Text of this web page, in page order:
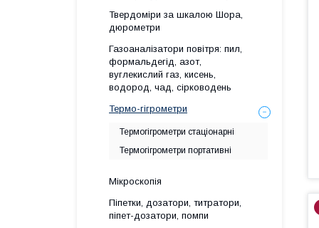
Твердоміри за шкалою Шора,
дюрометри
Газоаналізатори повітря: пил,
формальдегід, азот,
вуглекислий газ, кисень,
водород, чад, сірководень
Термо-гігрометри
Термогігрометри стаціонарні
Термогігрометри портативні
Мікроскопія
Піпетки, дозатори, титратори,
піпет-дозатори, помпи